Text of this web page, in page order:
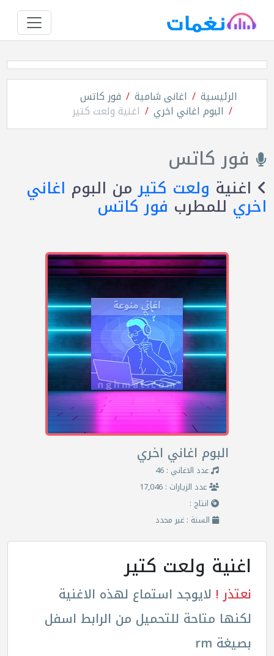
الرئيسية اغانى شامية فور كاتس
البوم اغاني اخري اغنية ولعت كتير
فور كاتس
اغنية ولعت كتيرمن البوم اغاني
اخري للمطرب فور كاتس
البوم اغاني اخري
عدد الاغاني : 46
عدد الزيارات : 17,046
انتاج :
السنة : غير محدد
اغنية ولعت كتير
نعتذر ! لايوجد استماع لهذه الاغنية
لكنها متاحة للتحميل من الرابط اسفل
بصيغة rm